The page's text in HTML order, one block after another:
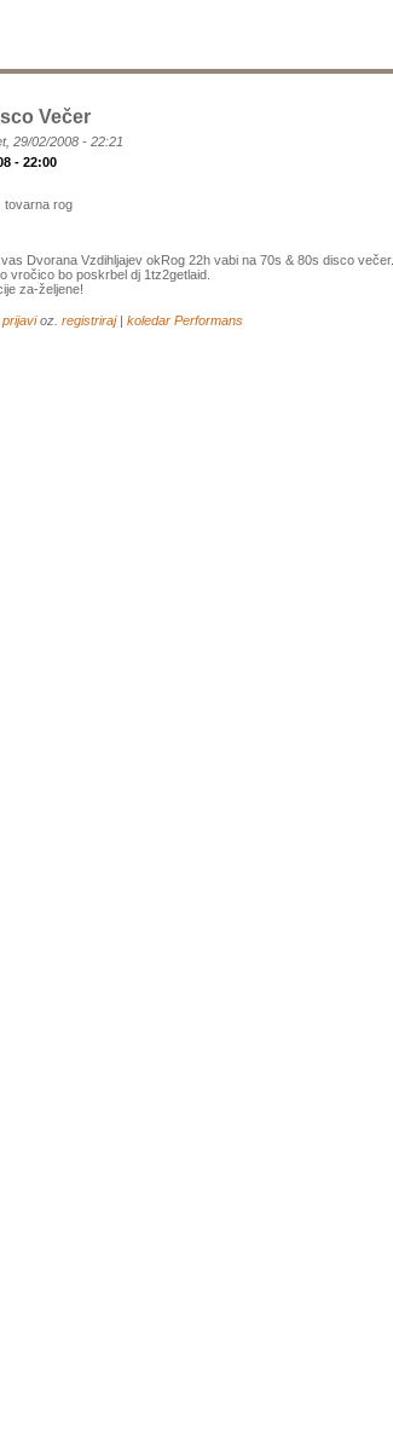
Večer
29/02/2008 - 22:21
- 22:00
tovarna rog
Dvorana Vzdihljajev okRog 22h vabi na 70s & 80s disco večer.
vročico bo poskrbel dj 1tz2getlaid.
za-željene!
prijavioz. registriraj| koledar Performans